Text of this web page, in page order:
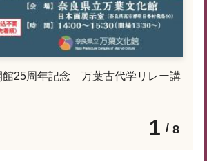
1 8
館25周年記念 万葉古代学リレー講